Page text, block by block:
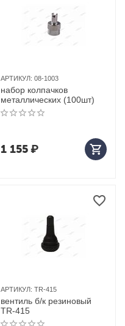
АРТИКУЛ: 08-1003
набор колпачков
металлических (100шт)
1 155₽
АРТИКУЛ: TR-415
вентиль б/к резиновый
TR-415